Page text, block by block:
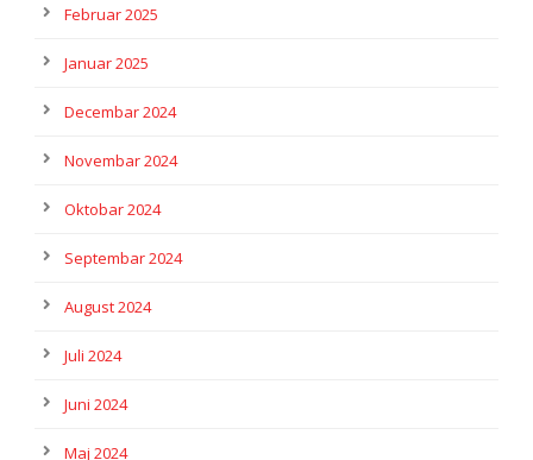
Februar 2025
Januar 2025
Decembar 2024
Novembar 2024
Oktobar 2024
Septembar 2024
August 2024
Juli 2024
Juni 2024
Maj 2024